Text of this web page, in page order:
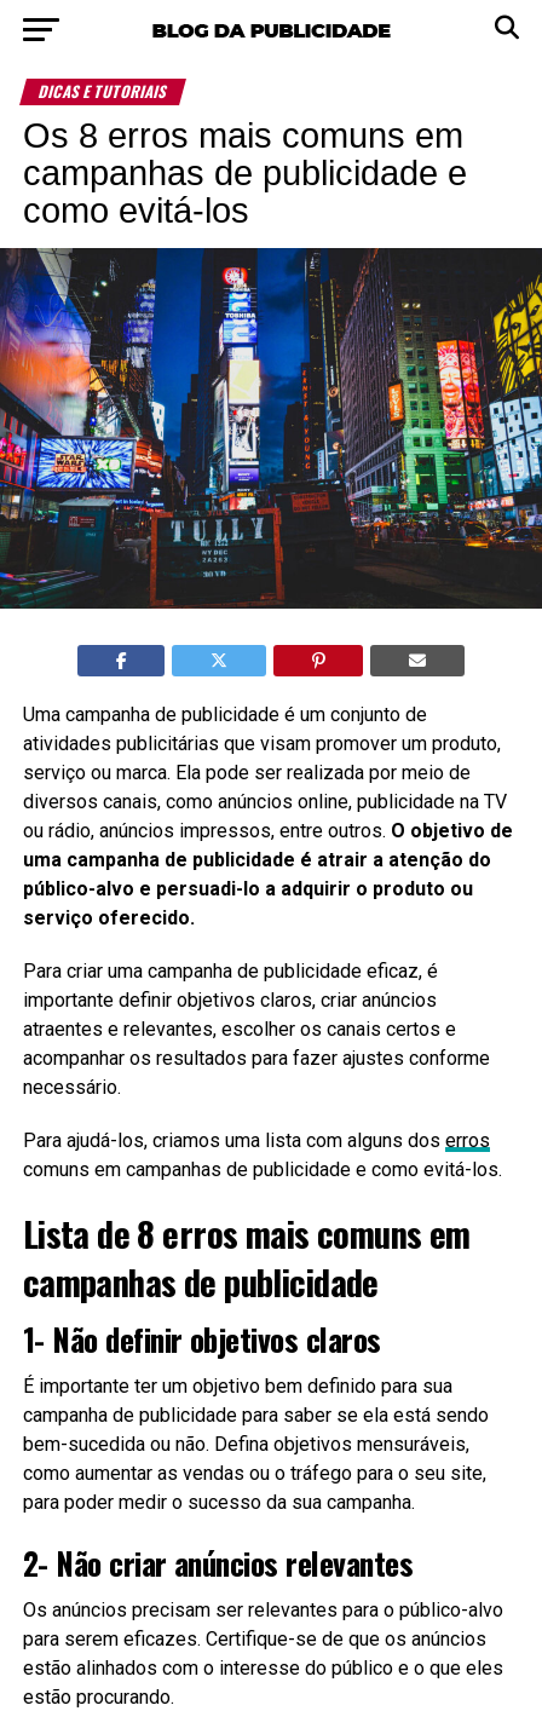
DICAS E TUTORIAIS
Os 8 erros mais comuns em
campanhas de publicidade e
como evitá-los
Uma campanha de publicidade é um conjunto de
atividades publicitárias que visam promover um produto,
serviço ou marca. Ela pode ser realizada por meio de
diversos canais, como anúncios online, publicidade na TV
ou rádio, anúncios impressos, entre outros. O objetivo de
uma campanha de publicidade é atrair a atenção do
público-alvo e persuadi-lo a adquirir o produto ou
serviço oferecido.
Para criar uma campanha de publicidade eficaz, é
importante definir objetivos claros, criar anúncios
atraentes e relevantes, escolher os canais certos e
acompanhar os resultados para fazer ajustes conforme
necessário.
Para ajudá-los, criamos uma lista com alguns dos erros
comuns em campanhas de publicidade e como evitá-los.
Lista de 8 erros mais comuns em
campanhas de publicidade
1- Não definir objetivos claros
É importante ter um objetivo bem definido para sua
campanha de publicidade para saber se ela está sendo
bem-sucedida ou não. Defina objetivos mensuráveis,
como aumentar as vendas ou o tráfego para o seu site,
para poder medir o sucesso da sua campanha.
2- Não criar anúncios relevantes
Os anúncios precisam ser relevantes para o público-alvo
para serem eficazes. Certifique-se de que os anúncios
estão alinhados com o interesse do público e o que eles
estão procurando.